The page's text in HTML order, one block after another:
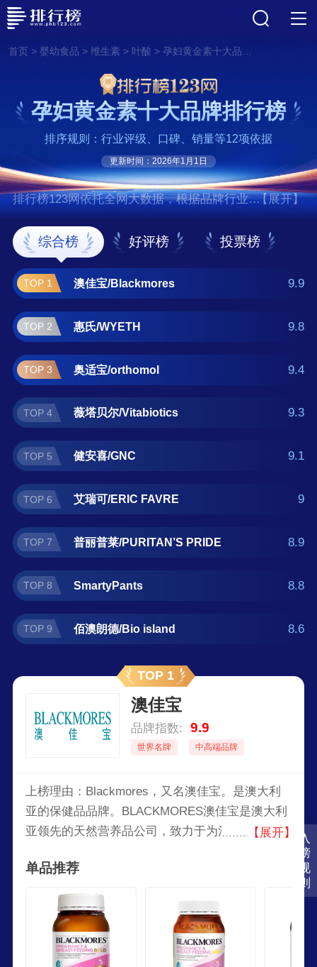
首页> 婴幼食品 > 维生素> 叶酸 > 孕妇黄金素十大品牌排行榜
入
榜
规
则
孕妇黄金素十大品牌排行榜
排序规则：行业评级、口碑、销量等12项依据
更新时间：2026年1月1日
排行榜123网依托全网大数据，根据品牌行业评
级、口碑、销量等12项指标依据，评选出了孕
妇黄金素十大品牌排行榜，前十名分别是澳佳
宝/Blackmores、惠氏/WYETH、奥适
宝/orthomol、薇塔贝尔/Vitabiotics、健安
喜/GNC、艾瑞可/ERIC FAVRE、普丽普
莱/PURITAN’S PRIDE、SmartyPants、佰澳朗
德/Bio island 。如果您正在查找孕妇黄金素什
么牌子好？那么本孕妇黄金素十大品牌榜单可
供您作为选购参考，我们致力于用最真实的数
据提供孕妇黄金素品牌推荐，让您选得放心。
(榜单每月更新一次)
【展开】
综合榜 好评榜 投票榜
TOP 1 澳佳宝/Blackmores 9.9
TOP 2 惠氏/WYETH 9.8
TOP 3 奥适宝/orthomol 9.4
TOP 4 薇塔贝尔/Vitabiotics 9.3
TOP 5 健安喜/GNC 9.1
TOP 6 艾瑞可/ERIC FAVRE 9
TOP 7 普丽普莱/PURITAN’S PRIDE 8.9
TOP 8 SmartyPants 8.8
TOP 9 佰澳朗德/Bio island 8.6
TOP 1
澳佳宝
品牌指数: 9.9
世界名牌 中高端品牌
上榜理由：Blackmores，又名澳佳宝。是澳大利
亚的保健品品牌。BLACKMORES澳佳宝是澳大利
亚领先的天然营养品公司，致力于为消费者提供安
品和健康咨询服务。提供一系列高品质的维生素、
矿物质、草药以及营养补充品。
【展开】
单品推荐